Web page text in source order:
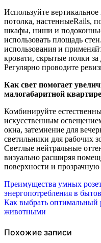
Используйте
потолка, настенныеRails,
шкафы, ниши и
использовать площадь
использования и
кровати, скрытые полки
Регулярно проводите
Как свет помогает
малогабаритной
Комбинируйте
искусственным
окна, затемнение для
светильники для рабочих
Светлые нейтральные
визуально расширяя
поверхности и
Навигация
по
записям
Преимущества умных
энергопотребления в
Как выбрать оптимальный
животными
Похожие записи